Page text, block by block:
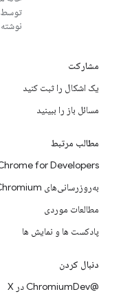
مشارکت
یک اشکال را ثبت کنید
مسائل باز را ببینید
مطالب مرتبط
for Developers
به‌روزرسانی‌های Chromium
مطالعات موردی
پادکست ها و نمایش ها
دنبال کردن
@ChromiumDev در X